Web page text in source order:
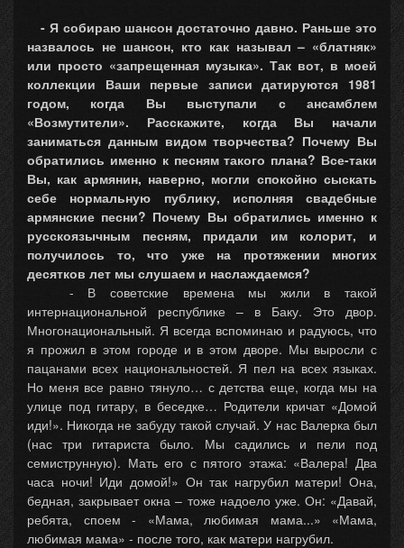
- Я собираю шансон достаточно давно. Раньше это
назвалось не шансон, кто как называл – «блатняк»
или просто «запрещенная музыка». Так вот, в моей
коллекции Ваши первые записи датируются 1981
годом, когда Вы выступали с ансамблем
«Возмутители». Расскажите, когда Вы начали
заниматься данным видом творчества? Почему Вы
обратились именно к песням такого плана? Все-таки
Вы, как армянин, наверно, могли спокойно сыскать
себе нормальную публику, исполняя свадебные
армянские песни? Почему Вы обратились именно к
русскоязычным песням, придали им колорит, и
получилось то, что уже на протяжении многих
десятков лет мы слушаем и наслаждаемся?
- В советские времена мы жили в такой
интернациональной республике – в Баку. Это двор.
Многонациональный. Я всегда вспоминаю и радуюсь, что
я прожил в этом городе и в этом дворе. Мы выросли с
пацанами всех национальностей. Я пел на всех языках.
Но меня все равно тянуло… с детства еще, когда мы на
улице под гитару, в беседке… Родители кричат «Домой
иди!». Никогда не забуду такой случай. У нас Валерка был
(нас три гитариста было. Мы садились и пели под
семиструнную). Мать его с пятого этажа: «Валера! Два
часа ночи! Иди домой!» Он так нагрубил матери! Она,
бедная, закрывает окна – тоже надоело уже. Он: «Давай,
ребята, споем - «Мама, любимая мама...» «Мама,
любимая мама» - после того, как матери нагрубил.